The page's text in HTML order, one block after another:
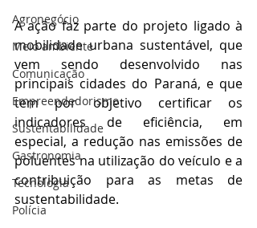
Agronegócio
Meio ambiente
Comunicação
Empreendedorismo
Sustentabilidade
Gastronomia
Tecnologia
Polícia
A ação faz parte do projeto ligado à
mobilidade urbana sustentável, que
vem sendo desenvolvido nas
principais cidades do Paraná, e que
tem por objetivo certificar os
indicadores de eficiência, em
especial, a redução nas emissões de
poluentes na utilização do veículo e a
contribuição para as metas de
sustentabilidade.